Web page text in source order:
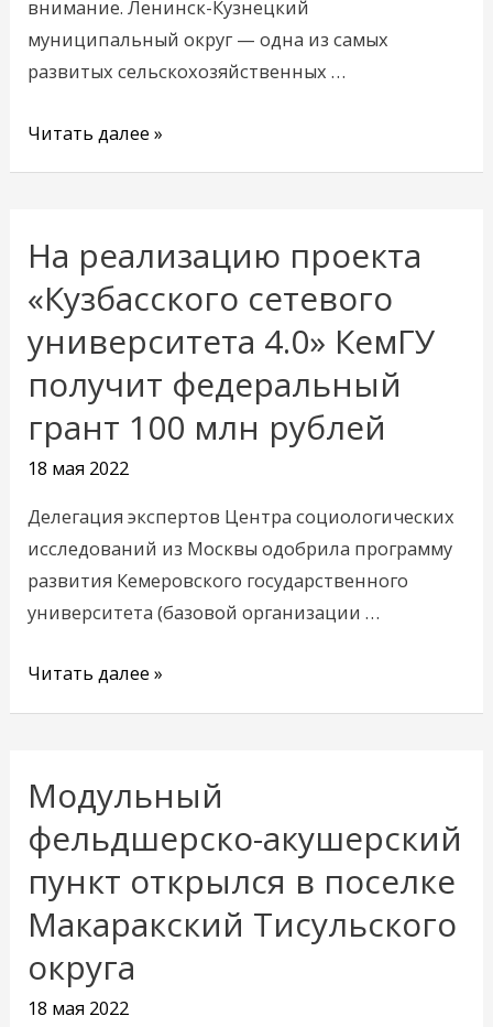
внимание. Ленинск-Кузнецкий
муниципальный округ — одна из самых
развитых сельскохозяйственных …
Читать далее »
На реализацию проекта
«Кузбасского сетевого
университета 4.0» КемГУ
получит федеральный
грант 100 млн рублей
18 мая 2022
Делегация экспертов Центра социологических
исследований из Москвы одобрила программу
развития Кемеровского государственного
университета (базовой организации …
На
реализацию
проекта
«Кузбасского
сетевого
университета
4.0»
КемГУ
получит
федеральный
100
млн
рублей
Читать далее »
Модульный
фельдшерско-акушерский
пункт открылся в поселке
Макаракский Тисульского
округа
18 мая 2022
Модульный
фельдшерско-
акушерский
пункт
открылся
поселке
Макаракский